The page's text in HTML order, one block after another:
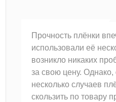
Прочность плёнки
использовали её
возникло никаких
за свою цену. Однако,
несколько случаев
скользить по товару